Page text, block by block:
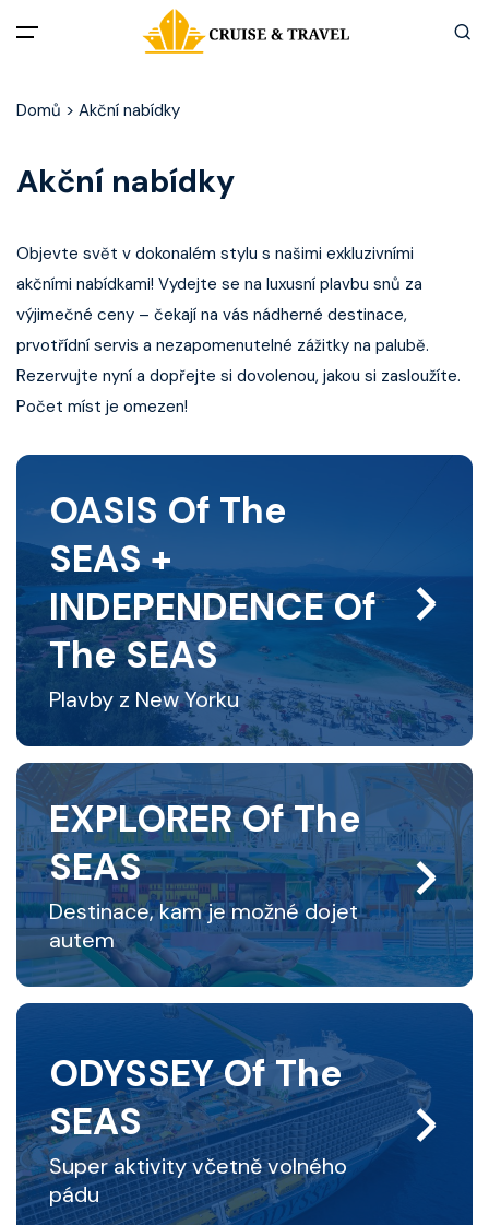
Destinace
Zážitky z plaveb
Užitečné informace
Často kladené otázky
Články
Kontakt
Vyhledat plavbu
Domů > Akční nabídky
Akční nabídky
Objevte svět v dokonalém stylu s našimi exkluzivními
akčními nabídkami! Vydejte se na luxusní plavbu snů za
výjimečné ceny – čekají na vás nádherné destinace,
prvotřídní servis a nezapomenutelné zážitky na palubě.
Rezervujte nyní a dopřejte si dovolenou, jakou si zasloužíte.
Počet míst je omezen!
OASIS Of The
SEAS +
INDEPENDENCE Of
The SEAS
Plavby z New Yorku
EXPLORER Of The
SEAS
Destinace, kam je možné dojet
autem
ODYSSEY Of The
SEAS
Super aktivity včetně volného
pádu